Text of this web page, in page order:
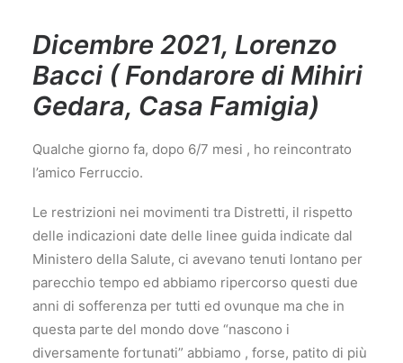
Dicembre 2021, Lorenzo
Bacci ( Fondarore di Mihiri
Gedara, Casa Famigia)
Qualche giorno fa, dopo 6/7 mesi , ho reincontrato
l’amico Ferruccio.
Le restrizioni nei movimenti tra Distretti, il rispetto
delle indicazioni date delle linee guida indicate dal
Ministero della Salute, ci avevano tenuti lontano per
parecchio tempo ed abbiamo ripercorso questi due
anni di sofferenza per tutti ed ovunque ma che in
questa parte del mondo dove “nascono i
diversamente fortunati” abbiamo , forse, patito di più